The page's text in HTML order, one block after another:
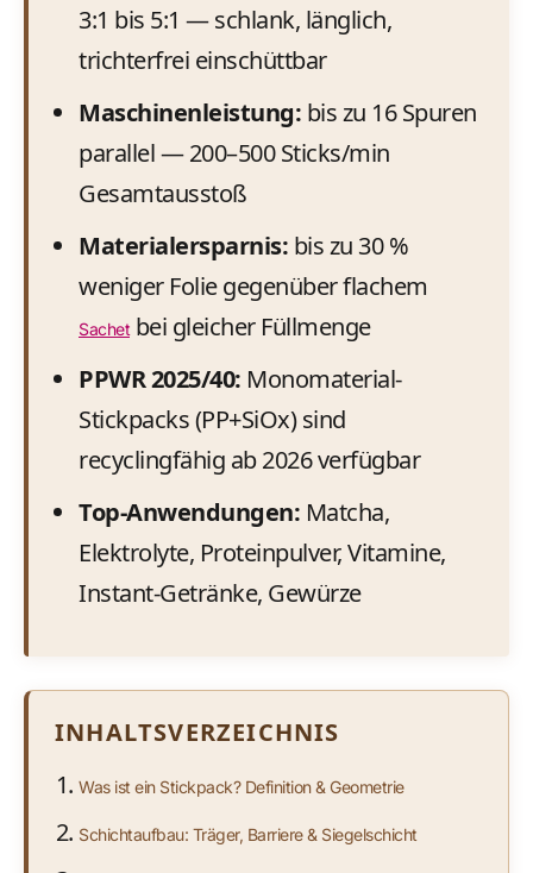
3:1 bis 5:1 — schlank, länglich,
trichterfrei einschüttbar
Maschinenleistung: bis zu 16 Spuren
parallel — 200–500 Sticks/min
Gesamtausstoß
Materialersparnis: bis zu 30 %
weniger Folie gegenüber flachem
Sachetbei gleicher Füllmenge
PPWR 2025/40: Monomaterial-
Stickpacks (PP+SiOx) sind
recyclingfähig ab 2026 verfügbar
Top-Anwendungen: Matcha,
Elektrolyte, Proteinpulver, Vitamine,
Instant-Getränke, Gewürze
INHALTSVERZEICHNIS
Was ist ein Stickpack? Definition & Geometrie
Schichtaufbau: Träger, Barriere & Siegelschicht